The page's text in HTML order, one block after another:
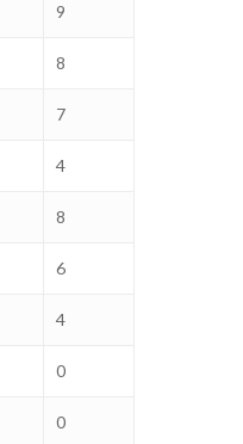
9
8
7
4
8
6
4
0
0